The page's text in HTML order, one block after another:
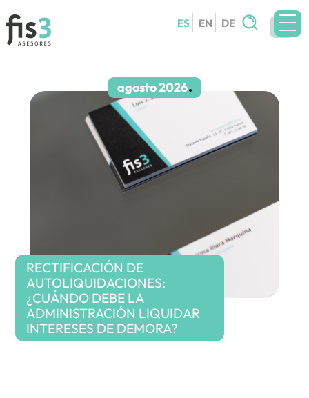
ES EN DE
Buscar:
SERVICIOS
CIRCULARES
BLOG
TRABAJA CON NOSOTROS
agosto 2026
RECTIFICACIÓN DE
AUTOLIQUIDACIONES:
¿CUÁNDO DEBE LA
ADMINISTRACIÓN LIQUIDAR
INTERESES DE DEMORA?